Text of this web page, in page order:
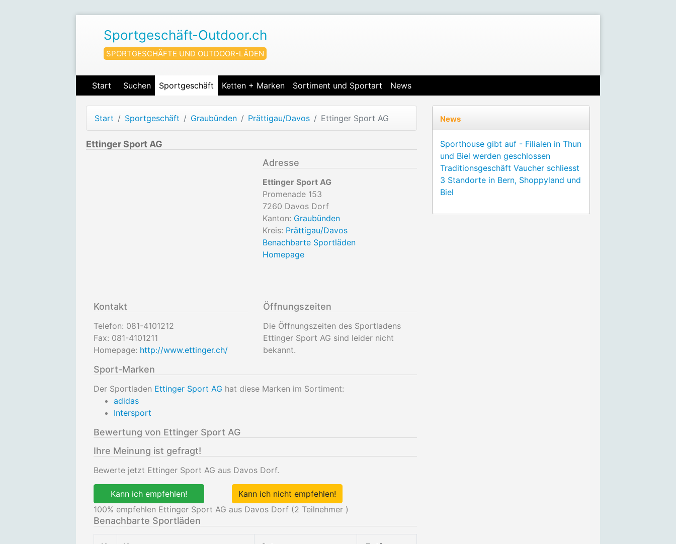
Sportgeschäft-Outdoor.ch
SPORTGESCHÄFTE UND OUTDOOR-LÄDEN
Start Suchen Sportgeschäft Ketten + Marken Sortiment und Sportart News
Start Sportgeschäft Graubünden Prättigau/Davos Ettinger Sport AG
Ettinger Sport AG
Adresse
Ettinger Sport AG
Promenade 153
7260 Davos Dorf
Kanton: Graubünden
Kreis: Prättigau/Davos
Benachbarte Sportläden
Homepage
Kontakt
Telefon: 081-4101212
Fax: 081-4101211
Homepage: http://www.ettinger.ch/
Öffnungszeiten
Die Öffnungszeiten des Sportladens
Ettinger Sport AG sind leider nicht
bekannt.
Sport-Marken
Der Sportladen Ettinger Sport AG hat diese Marken im Sortiment:
adidas
Intersport
Bewertung von Ettinger Sport AG
Ihre Meinung ist gefragt!
Bewerte jetzt Ettinger Sport AG aus Davos Dorf.
Kann ich empfehlen!
Kann ich nicht empfehlen!
100% empfehlen Ettinger Sport AG aus Davos Dorf (2 Teilnehmer )
Benachbarte Sportläden
News
Sporthouse gibt auf - Filialen in Thun
und Biel werden geschlossen
Traditionsgeschäft Vaucher schliesst
3 Standorte in Bern, Shoppyland und
Biel